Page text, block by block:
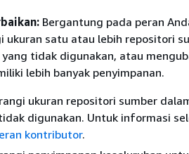
Bergantung pada peran
ukuran satu atau lebih repositori
tidak digunakan, atau
lebih banyak penyimpanan.
ukuran repositori sumber
digunakan. Untuk informasi
kontributor.